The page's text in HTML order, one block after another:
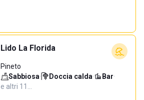
Lido La Florida
Pineto
Sabbiosa· Doccia calda· Bar·
e altri 11…